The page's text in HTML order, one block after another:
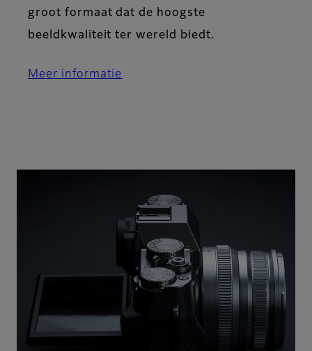
groot formaat dat de hoogste
beeldkwaliteit ter wereld biedt.
Meer informatie